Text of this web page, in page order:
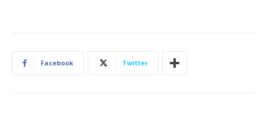
Facebook Twitter